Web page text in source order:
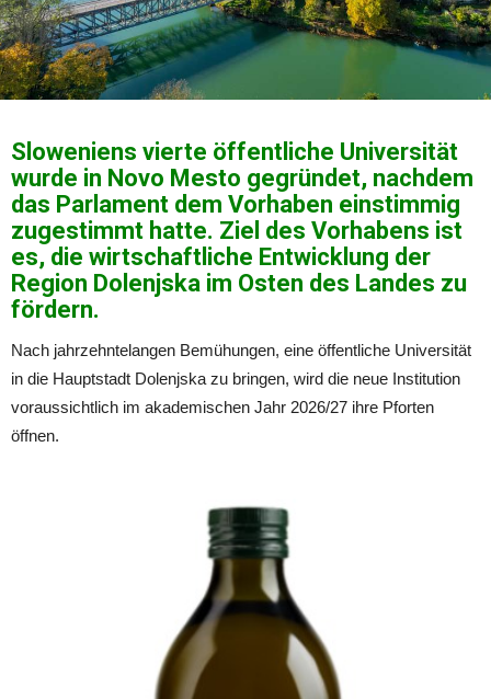
Sloweniens vierte öffentliche Universität
wurde in Novo Mesto gegründet, nachdem
das Parlament dem Vorhaben einstimmig
zugestimmt hatte. Ziel des Vorhabens ist
es, die wirtschaftliche Entwicklung der
Region Dolenjska im Osten des Landes zu
fördern.
Nach jahrzehntelangen Bemühungen, eine öffentliche Universität
in die Hauptstadt Dolenjska zu bringen, wird die neue Institution
voraussichtlich im akademischen Jahr 2026/27 ihre Pforten
öffnen.